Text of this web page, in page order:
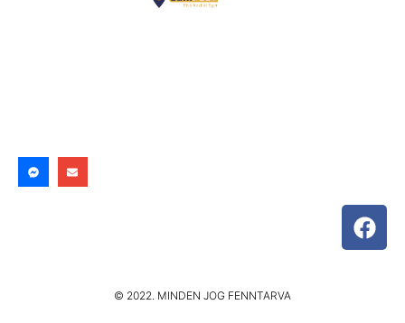
© 2022. MINDEN JOG FENNTARVA